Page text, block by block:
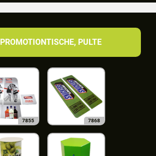
PROMOTIONTISCHE, PULTE
7855 7868